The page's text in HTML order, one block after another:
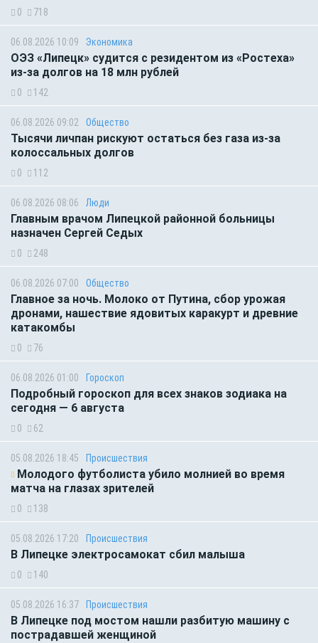
0 718
06.08.2026 10:09 Экономика
ОЭЗ «Липецк» судится с резидентом из «Ростеха»
из-за долгов на 18 млн рублей
0 142
06.08.2026 09:02 Общество
Тысячи личпан рискуют остаться без газа из-за
колоссальных долгов
0 112
06.08.2026 08:06 Люди
Главным врачом Липецкой районной больницы
назначен Сергей Седых
0 248
06.08.2026 07:00 Общество
Главное за ночь. Молоко от Путина, сбор урожая
дронами, нашествие ядовитых каракурт и древние
катакомбы
0 76
06.08.2026 01:00 Гороскоп
Подробный гороскоп для всех знаков зодиака на
сегодня — 6 августа
0 62
05.08.2026 18:45 Происшествия
Молодого футболиста убило молнией во время
матча на глазах зрителей
0 138
05.08.2026 17:20 Происшествия
В Липецке электросамокат сбил малыша
0 140
05.08.2026 16:37 Происшествия
В Липецке под мостом нашли разбитую машину с
пострадавшей женщиной